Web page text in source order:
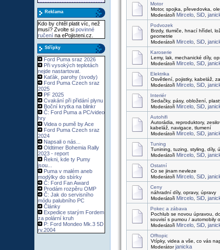
Reklama
Kdo by chtěl platit víc, než
musí? Zvolte si povinné
ručení na ePojisteni.cz.
Střípky
Ford Puma sraz 2026
Při vysokých teplotách
nejde nastartovat.
Kaťák, parohy (svody)
Ford Puma Czech sraz
2025
PF 2025
Cvakání při přidání plynu
Boční krytka na blinkr
Č: Ford Puma a PC/video
hry
Videa o pumě by Ace
Ford Puma Czech sraz
2024
Napsali o nás...
Oldtimer Bohemia Rally
2023 - report
Řekni, kde ty Pumy
jsou...
Puma v malém aneb
modýlky do sbírky
Č: Ford Fan Award
Prodám rozpěru OMP
Č: Jak do servisního
módu palubního PC
Články
Expedice starým Fordem
za polární kruh
P: Ford Mondeo Mk.3 5D
rv.2004
Motor
Motor, spojka, převedovka,
Moderátoři Mircelo SiD
Podvozek
Brzdy, tlumiče, hnací hřídel,
geometrie
Moderátoři Mircelo SiD
Karoserie
Lemy, lak, mechanické díly,
Moderátoři Mircelo SiD
Elektrika
Osvětlení, pojistky, kabeláž,
Moderátoři Mircelo SiD
Interiér
Sedačky, pásy, obložení,
Moderátoři Mircelo SiD
Autohifi
Autorádia, reproduktory,
kabeláž, navigace, tlumení
Moderátoři Mircelo SiD
Tuning
Tunining, tuzing, styling, díly,
Moderátoři Mircelo SiD
Ostatní
Co se jinam nevleze
Moderátoři Mircelo SiD
Ceny
náhradní díly, opravy, úpravy
Moderátoři Mircelo SiD
Pokec a zábava
Pochlub se novou úpravou,
souvisí s pumou / automobily
Moderátoři Mircelo SiD
Offtopic
Vtípky, videa a vše, co vás
Moderátorjanicka